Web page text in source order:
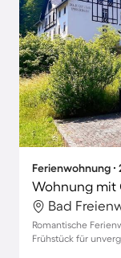
Ferienwohnung ∙
Wohnung mit
Romantische
Frühstück für